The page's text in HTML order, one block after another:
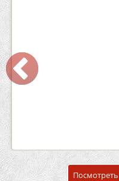
Кафе «Шишка»
Вместимость: